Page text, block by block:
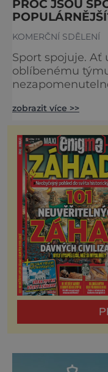
PROČ JSOU
KOMERČNÍ SDĚLENÍ
Sport spojuje. Ať
oblíbenému
zážitky je pro
srdeční
tak
vybírá právě
zájezdy – nejen
Popularita
zobrazit více >>